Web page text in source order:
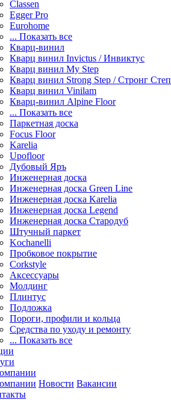
Classen
Egger Pro
Eurohome
... Показать все
Кварц-винил
Кварц винил Invictus / Инвиктус
Кварц винил My Step
Кварц винил Strong Step / Стронг Степ
Кварц винил Vinilam
Кварц-винил Alpine Floor
... Показать все
Паркетная доска
Focus Floor
Karelia
Upofloor
Дубовый Яръ
Инженерная доска
Инженерная доска Green Line
Инженерная доска Karelia
Инженерная доска Legend
Инженерная доска Стародуб
Штучный паркет
Kochanelli
Пробковое покрытие
Corkstyle
Аксессуары
Молдинг
Плинтус
Подложка
Пороги, профили и кольца
Средства по уходу и ремонту
... Показать все
Новости Вакансии